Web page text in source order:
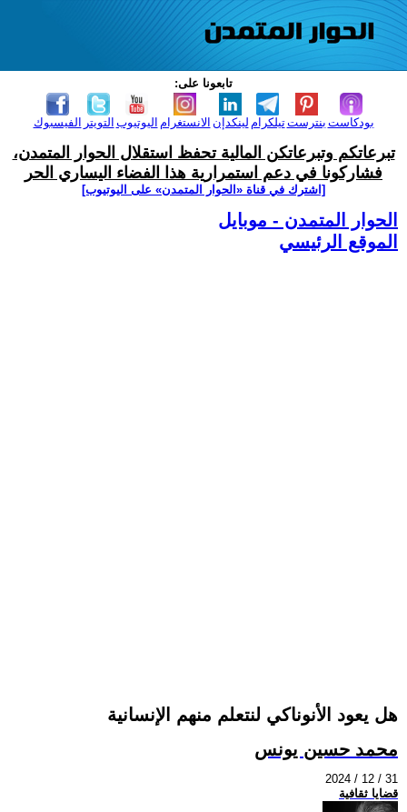
تابعونا على:
الفيسبوك التويتر اليوتيوب الانستغرام لينكدإن تيلكرامبنترست بودكاست
تبرعاتكم وتبرعاتكن المالية تحفظ استقلال الحوار المتمدن،
فشاركونا في دعم استمرارية هذا الفضاء اليساري الحر
[اشترك في قناة ‫«الحوار المتمدن» على اليوتيوب]
الحوار المتمدن - موبايل
الموقع الرئيسي
هل يعود الأنوناكي لنتعلم منهم الإنسانية
محمد حسين يونس
2024 / 12 / 31
قضايا ثقافية